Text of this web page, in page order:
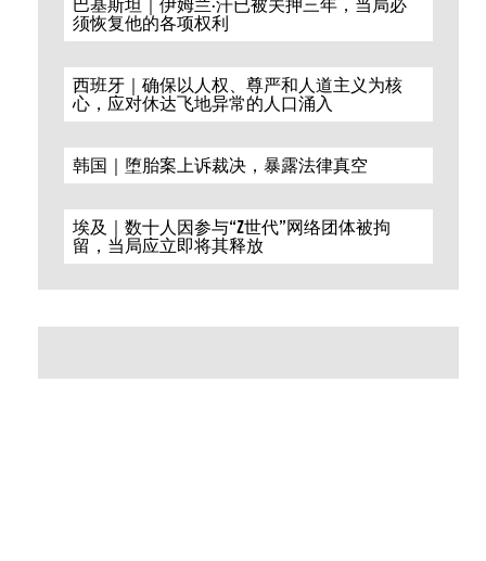
巴基斯坦｜伊姆兰·汗已被关押三年，当局必
须恢复他的各项权利
西班牙｜确保以人权、尊严和人道主义为核
心，应对休达飞地异常的人口涌入
韩国｜堕胎案上诉裁决，暴露法律真空
埃及｜数十人因参与“Z世代”网络团体被拘
留，当局应立即将其释放